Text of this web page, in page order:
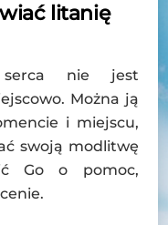
litanię
nie jest
Można ją
i miejscu,
swoją modlitwę
Go o pomoc,